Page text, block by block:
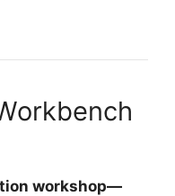
workshop—